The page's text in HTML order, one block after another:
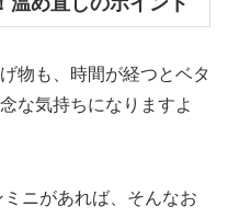
物も、時間が経つとベタ
な気持ちになりますよ
ニがあれば、そんなお